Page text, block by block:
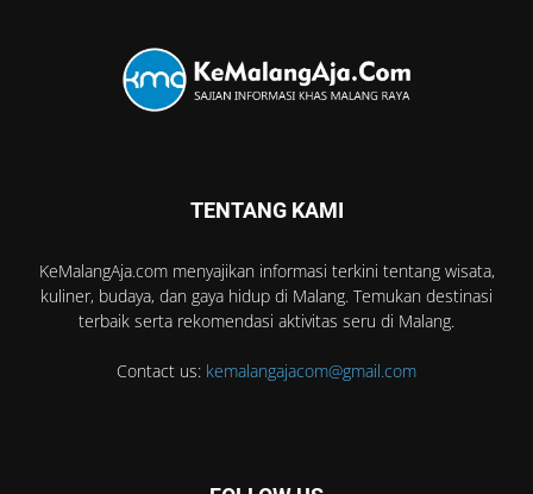
TENTANG KAMI
KeMalangAja.com menyajikan informasi terkini tentang wisata,
kuliner, budaya, dan gaya hidup di Malang. Temukan destinasi
terbaik serta rekomendasi aktivitas seru di Malang.
Contact us: kemalangajacom@gmail.com